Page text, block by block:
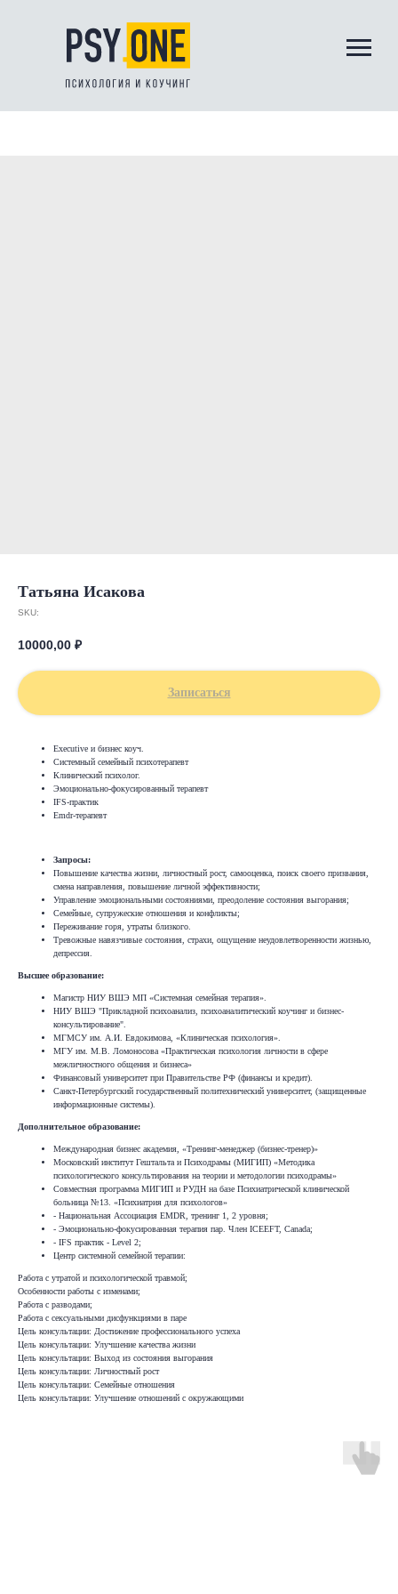
Татьяна Исакова
SKU:
10000,00 ₽
Записаться
Executive и бизнес коуч.
Системный семейный психотерапевт
Клинический психолог.
Эмоционально-фокусированный терапевт
‌IFS-практик
Emdr-терапевт
Запросы:
Повышение качества жизни, личностный рост, самооценка, поиск своего призвания,
смена направления, повышение личной эффективности;
Управление эмоциональными состояниями, преодоление состояния выгорания;
Семейные, супружеские отношения и конфликты;
Переживание горя, утраты близкого.
Тревожные навязчивые состояния, страхи, ощущение неудовлетворенности жизнью,
депрессия.
Высшее образование:
Магистр НИУ ВШЭ МП «Системная семейная терапия».
НИУ ВШЭ "Прикладной психоанализ, психоаналитический коучинг и бизнес-
консультирование".
МГМСУ им. А.И. Евдокимова, «Клиническая психология».
МГУ им. М.В. Ломоносова «Практическая психология личности в сфере
межличностного общения и бизнеса»
Финансовый университет при Правительстве РФ (финансы и кредит).
Санкт-Петербургский государственный политехнический университет, (защищенные
информационные системы).
Дополнительное образование:
Международная бизнес академия, «Тренинг-менеджер (бизнес-тренер)»
Московский институт Гештальта и Психодрамы (МИГИП) «Методика
психологического консультирования на теории и методологии психодрамы»
Совместная программа МИГИП и РУДН на базе Психиатрической клинической
больница №13. «Психиатрия для психологов»
- Национальная Ассоциация EMDR, тренинг 1, 2 уровня;
- Эмоционально-фокусированная терапия пар. Член ICEEFT, Canada;
- IFS практик - Level 2;
Центр системной семейной терапии:
Работа с утратой и психологической травмой;
Особенности работы с изменами;
Работа с разводами;
Работа с сексуальными дисфункциями в паре
Цель консультации: Достижение профессионального успеха
Цель консультации: Улучшение качества жизни
Цель консультации: Выход из состояния выгорания
Цель консультации: Личностный рост
Цель консультации: Семейные отношения
Цель консультации: Улучшение отношений с окружающими